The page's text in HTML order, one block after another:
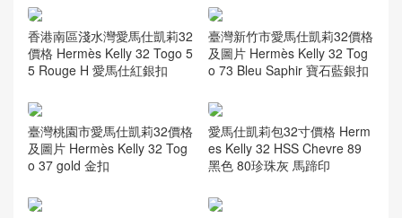
香港南區淺水灣愛馬仕凱莉32
價格 Hermès Kelly 32 Togo 5
5 Rouge H 愛馬仕紅銀扣
臺灣新竹市愛馬仕凱莉32價格
及圖片 Hermès Kelly 32 Tog
o 73 Bleu Saphir 寶石藍銀扣
臺灣桃園市愛馬仕凱莉32價格
及圖片 Hermès Kelly 32 Tog
o 37 gold 金扣
愛馬仕凱莉包32寸價格 Herm
es Kelly 32 HSS Chevre 89
黑色 80珍珠灰 馬蹄印